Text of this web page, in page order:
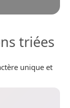
triées
unique et